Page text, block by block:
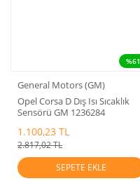
%61
General Motors (GM)
Opel Corsa D Dış Isı Sıcaklık
Sensörü GM 1236284
1.100,23 TL
2.817,02 TL
SEPETE EKLE